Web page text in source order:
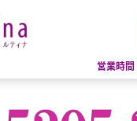
営業時間